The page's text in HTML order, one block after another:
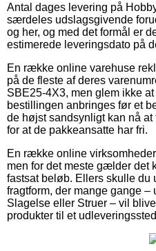
Antal dages levering på
særdeles udslagsgivende
og her, og med det formål er
estimerede leveringsdato på
En række online varehuse
på de fleste af deres
SBE25-4X3, men glem ikke
bestillingen anbringes før et
de højst sandsynligt kan nå at
for at de pakkeansatte har fri.
En række online
men for det meste gælder det
fastsat beløb. Ellers skulle du
fragtform, der mange gange –
Slagelse eller Struer – vil
produkter til et